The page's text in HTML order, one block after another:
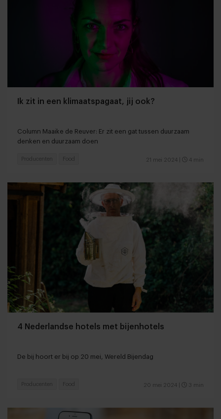
Ik zit in een klimaatspagaat, jij ook?
Column Maaike de Reuver: Er zit een gat tussen duurzaam
denken en duurzaam doen
21 mei 2024 4 min
Producenten Food
4 Nederlandse hotels met bijenhotels
De bij hoort er bij op 20 mei, Wereld Bijendag
20 mei 2024 3 min
Producenten Food